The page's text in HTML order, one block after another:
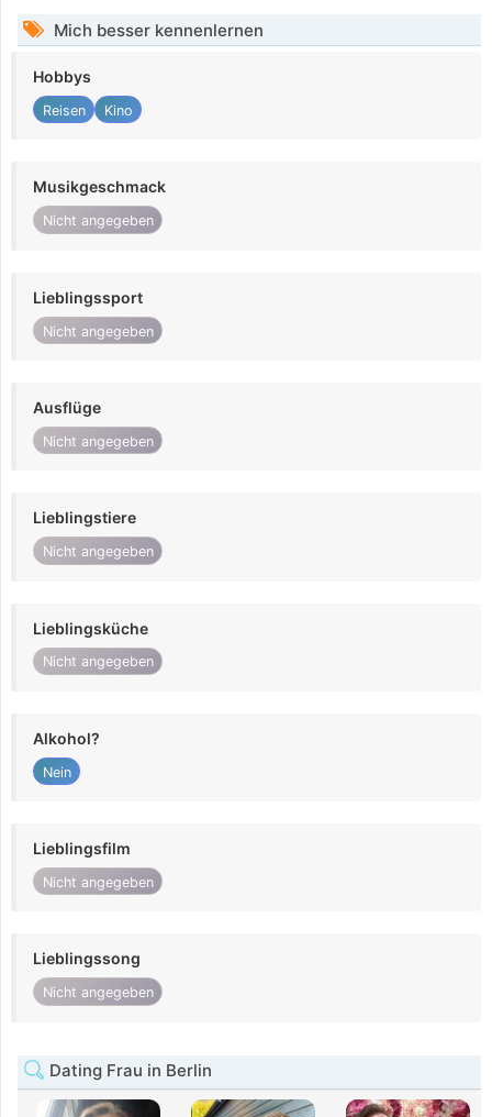
Mich besser kennenlernen
Hobbys
Reisen Kino
Musikgeschmack
Nicht angegeben
Lieblingssport
Nicht angegeben
Ausflüge
Nicht angegeben
Lieblingstiere
Nicht angegeben
Lieblingsküche
Nicht angegeben
Alkohol?
Nein
Lieblingsfilm
Nicht angegeben
Lieblingssong
Nicht angegeben
Dating Frau in Berlin